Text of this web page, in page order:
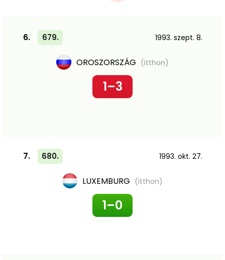
6. 679. 1993. szept. 8.
OROSZORSZÁG (itthon)
1–3
7. 680. 1993. okt. 27.
LUXEMBURG (itthon)
1–0